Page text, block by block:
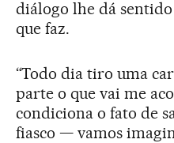
diálogo lhe dá sentido
que faz.
“Todo dia tiro uma
parte o que vai me
condiciona o fato de
fiasco — vamos